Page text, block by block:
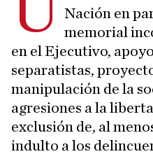
Nación en
memorial
en el Ejecutivo,
separatistas,
manipulación de la
agresiones a la
exclusión de, al
indulto a los